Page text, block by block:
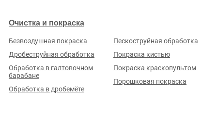
Очистка и покраска
Безвоздушная покраска
Дробеструйная обработка
Обработка в галтовочном
барабане
Обработка в дробемёте
Пескоструйная обработка
Покраска кистью
Покраска краскопультом
Порошковая покраска
Рейтинг по отзывам:
Кемеровская обл., п. Металлплощадка, ул. Парковая, д. 8А
Стаж (лет):8 Сотрудников: Площадь (м²):90
Станков:5
Подробнее о предприятии